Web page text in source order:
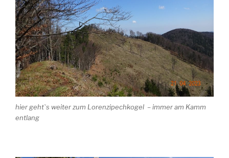
hier geht`s weiter zum Lorenzipechkogel – immer am Kamm
entlang